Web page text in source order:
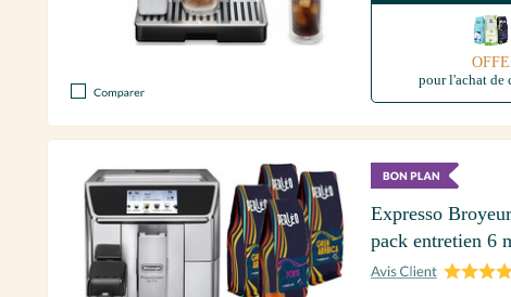
pour l'achat de
Expresso
pack entretien 6